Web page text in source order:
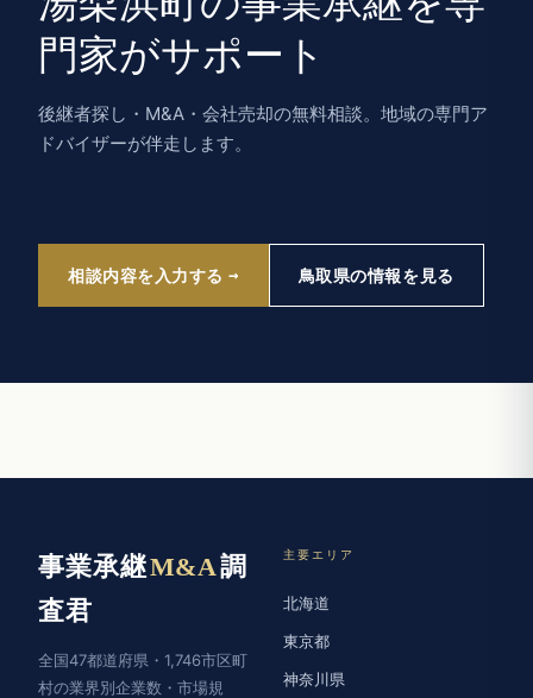
門家がサポート
後継者探し・M&A・会社売却の無料相談。地域の専門ア
ドバイザーが伴走します。
相談内容を入力する 鳥取県の情報を見る
事業承継M&A調
査君
全国47都道府県・1,746市区町
村の業界別企業数・市場規
主要エリア
北海道
東京都
神奈川県